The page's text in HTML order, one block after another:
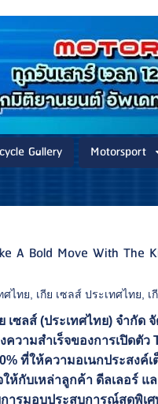
Gallery Motorsport
A Bold Move With
ศไทย เกีย เซลส์ ประเทศไทย เ
เซลส์ (ประเทศไทย) จำกัด
ความสำเร็จของการเปิดตั
ที่ให้ความอเนกประสงค์
ห้กับเหล่าลูกค้า ดีลเลอร์ แ
การมอบประสบการณ์สุดพิเ